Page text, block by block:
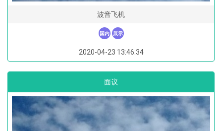
波音飞机
国内 展示
2020-04-23 13:46:34
面议